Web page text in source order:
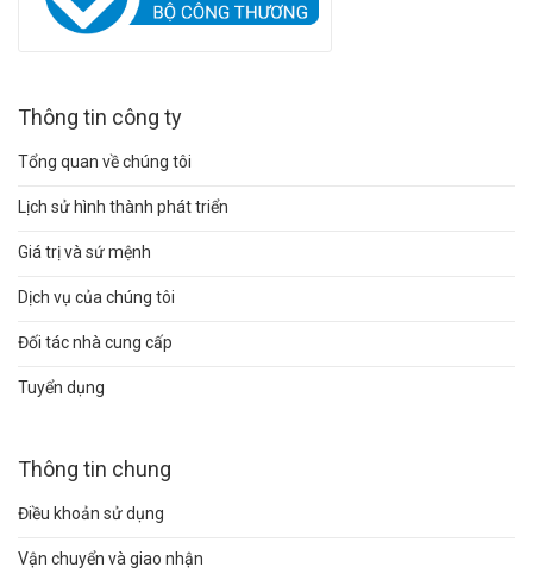
Thông tin công ty
Tổng quan về chúng tôi
Lịch sử hình thành phát triển
Giá trị và sứ mệnh
Dịch vụ của chúng tôi
Đối tác nhà cung cấp
Tuyển dụng
Thông tin chung
Điều khoản sử dụng
Vận chuyển và giao nhận